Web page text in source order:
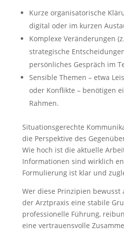
Kurze organisatorische
digital oder im kurzen
Komplexe Veränderungen
strategische
persönliches Gespräch im
Sensible Themen – etwa
oder Konflikte – benötigen
Rahmen.
Situationsgerechte
die Perspektive des
Wie hoch ist die aktuelle
Informationen sind wirklich
Formulierung ist klar und
Wer diese Prinzipien bewusst
der Arztpraxis eine stabile
professionelle Führung,
eine vertrauensvolle